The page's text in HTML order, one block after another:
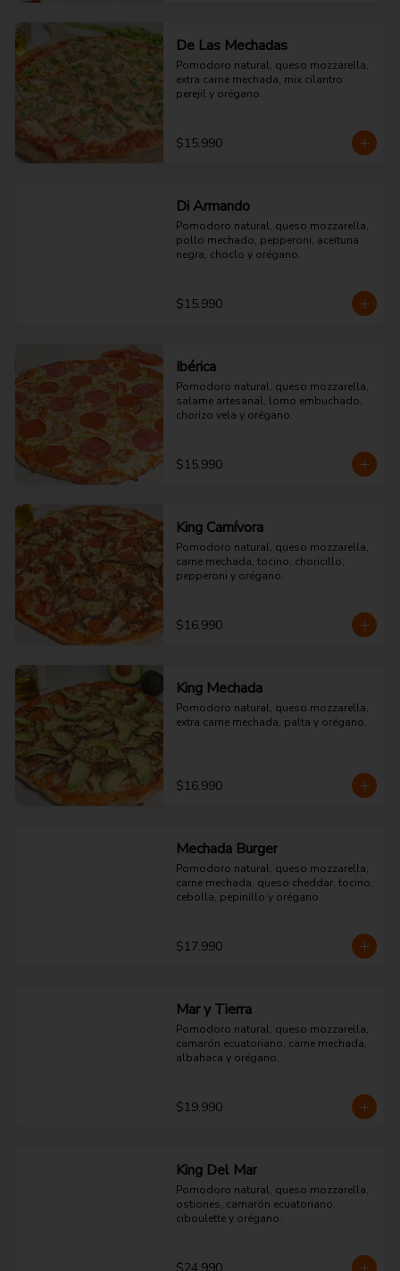
De Las Mechadas
Pomodoro natural, queso mozzarella,
extra carne mechada, mix cilantro
perejil y orégano.
$15.990
Di Armando
Pomodoro natural, queso mozzarella,
pollo mechado, pepperoni, aceituna
negra, choclo y orégano.
$15.990
Ibérica
Pomodoro natural, queso mozzarella,
salame artesanal, lomo embuchado,
chorizo vela y orégano.
$15.990
King Carnívora
Pomodoro natural, queso mozzarella,
carne mechada, tocino, choricillo,
pepperoni y orégano.
$16.990
King Mechada
Pomodoro natural, queso mozzarella,
extra carne mechada, palta y orégano.
$16.990
Mechada Burger
Pomodoro natural, queso mozzarella,
carne mechada, queso cheddar, tocino,
cebolla, pepinillo y orégano.
$17.990
Mar y Tierra
Pomodoro natural, queso mozzarella,
camarón ecuatoriano, carne mechada,
albahaca y orégano.
$19.990
King Del Mar
Pomodoro natural, queso mozzarella,
ostiones, camarón ecuatoriano,
ciboulette y orégano.